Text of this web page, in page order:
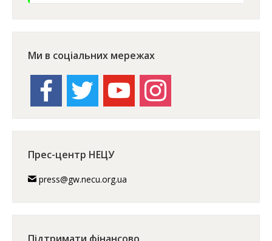
Ми в соціальних мережах
facebook twitter youtube instagram
Прес-центр НЕЦУ
press@gw.necu.org.ua